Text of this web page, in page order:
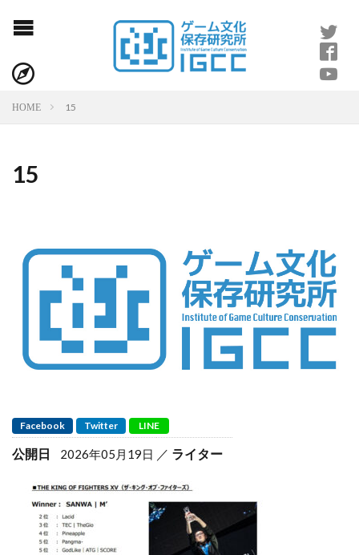
HOME 15
15
Facebook Twitter LINE
公開日 2026年05月19日 ライター